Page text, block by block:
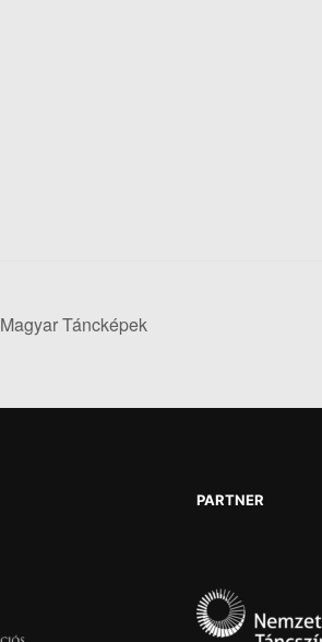
Magyar Táncképek
PARTNER